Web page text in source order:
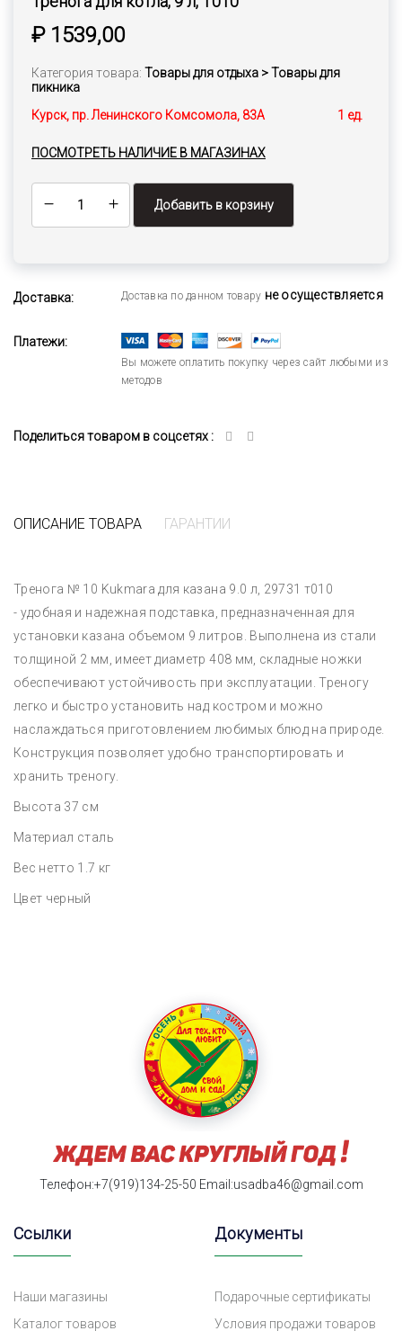
₽ 1539,00
Категория товара: Товары для отдыха > Товары для
пикника
Курск, пр. Ленинского Комсомола, 83А
1 ед.
ПОСМОТРЕТЬ НАЛИЧИЕ В МАГАЗИНАХ
Добавить в корзину
Доставка: Доставка по данном товару не осуществляется
Платежи:
Вы можете оплатить покупку через сайт любыми из
методов
Поделиться товаром в соцсетях :
ОПИСАНИЕ ТОВАРА ГАРАНТИИ
Тренога № 10 Kukmara для казана 9.0 л, 29731 т010
- удобная и надежная подставка, предназначенная для
установки казана объемом 9 литров. Выполнена из стали
толщиной 2 мм, имеет диаметр 408 мм, складные ножки
обеспечивают устойчивость при эксплуатации. Треногу
легко и быстро установить над костром и можно
наслаждаться приготовлением любимых блюд на природе.
Конструкция позволяет удобно транспортировать и
хранить треногу.
Высота 37 см
Материал сталь
Вес нетто 1.7 кг
Цвет черный
Телефон:+7(919)134-25-50 Email:usadba46@gmail.com
Ссылки
Наши магазины
Каталог товаров
Документы
Подарочные сертификаты
Условия продажи товаров